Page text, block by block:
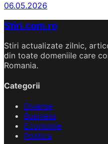
06.05.2026
Stiri.com.ro
Stiri actualizate zilnic,
din toate domeniile care
Romania.
Categorii
Diverse
Business
Economie
Politica